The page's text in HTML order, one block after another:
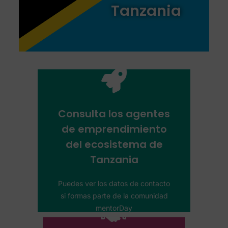
Tanzania
Consulta los agentes
de emprendimiento
del ecosistema de
Tanzania
Puedes ver los datos de contacto
si formas parte de la comunidad
mentorDay
Ver agentes del
ecosistema
Añade los agentes
Ayúdanos a completar este
mapa del ecosistema para que
acceder a más recursos.
Completa el
cuestionario